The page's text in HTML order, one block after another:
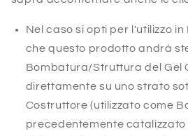
Nel caso si opti per l'utilizzo
che questo prodotto andrà
Bombatura/Struttura del Gel
direttamente su uno strato
Costruttore (utilizzato come
precedentemente catalizzato